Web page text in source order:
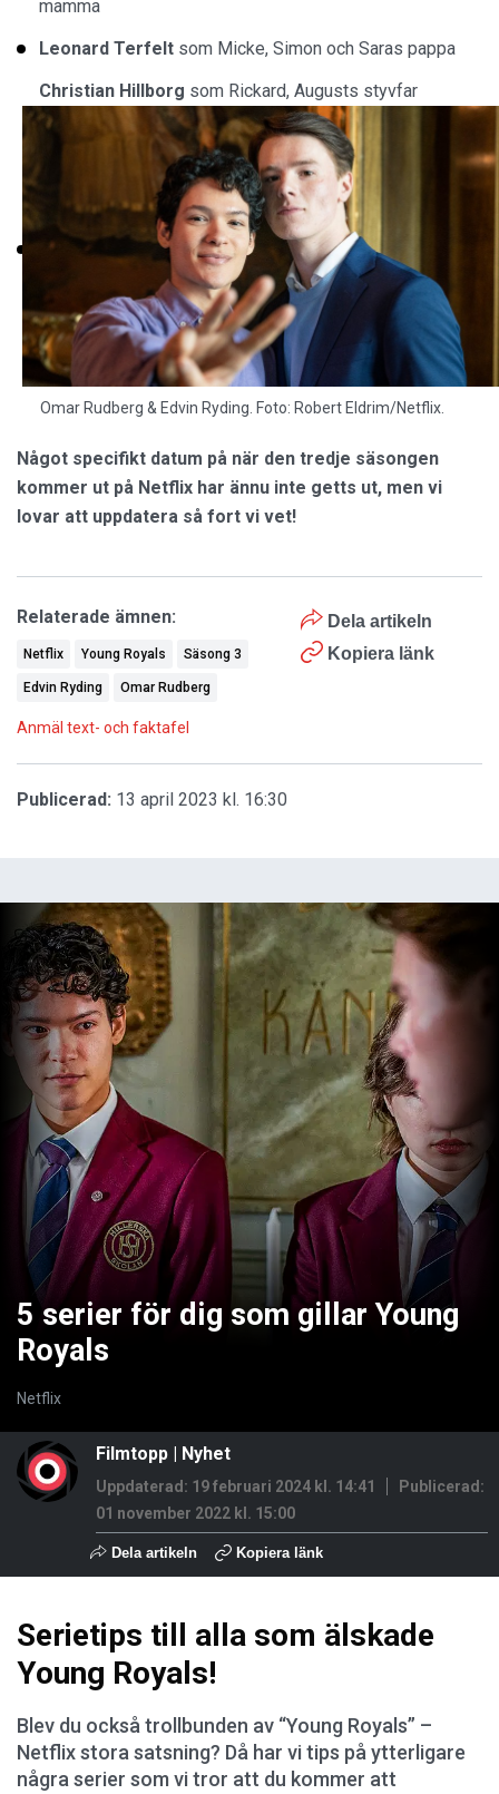
mamma
Leonard Terfelt som Micke, Simon och Saras pappa
Christian Hillborg som Rickard, Augusts styvfar
Omar Rudberg & Edvin Ryding. Foto: Robert Eldrim/Netflix.
Något specifikt datum på när den tredje säsongen
kommer ut på Netflix har ännu inte getts ut, men vi
lovar att uppdatera så fort vi vet!
Dela artikeln
Kopiera länk
Relaterade ämnen:
Netflix Young Royals Säsong 3
Edvin Ryding Omar Rudberg
Anmäl text- och faktafel
Publicerad: 13 april 2023 kl. 16:30
5 serier för dig som gillar Young
Royals
Netflix
Filmtopp | Nyhet
Uppdaterad: 19 februari 2024 kl. 14:41
Publicerad:
01 november 2022 kl. 15:00
Dela artikeln Kopiera länk
Serietips till alla som älskade
Young Royals!
Blev du också trollbunden av “Young Royals” –
Netflix stora satsning? Då har vi tips på ytterligare
några serier som vi tror att du kommer att